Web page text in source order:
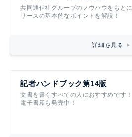
共同通信社グループのノウハウをもと
リースの基本的なポイントを解説！
詳細を見る
記者ハンドブック第14版
文書を書くすべての人におすすめです！
電子書籍も発売中！